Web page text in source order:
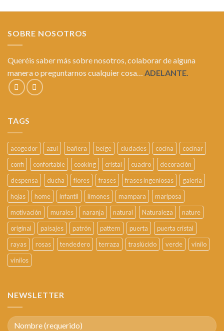
SOBRE NOSOTROS
Queréis saber más sobre nosotros, colaborar de alguna
manera o preguntarnos cualquier cosa… ADELANTE.
TAGS
acogedor azul bañera beige ciudades cocina
cocinar
confi
confortable cooking cristal cuadro
decoración
despensa
ducha flores frases frases ingeniosas
galería
hojas
home infantil limones mampara
mariposa
motivación
murales naranja natural Naturaleza
nature
original
paisajes patrón pattern puerta
puerta cristal
rayas
rosas tendedero terraza traslúcido verde
vinilo
vinilos
NEWSLETTER